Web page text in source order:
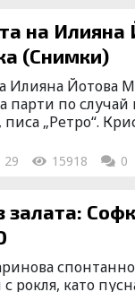
на Илияна
(Снимки)
Илияна Йотова
парти по
„Ретро“.
29 15918 0
залата:
рокля, като